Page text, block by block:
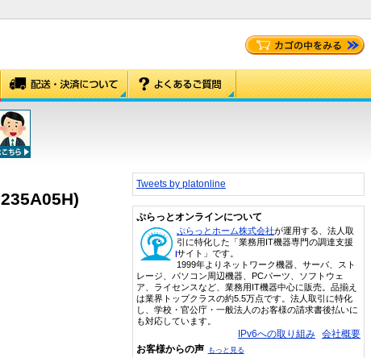
Tweets by platonline
ぷらっとオンラインについて
ぷらっとホーム株式会社が運用する、法人取
引に特化した「業務用IT機器専門の調達支援
サイト」です。
1999年よりネットワーク機器、サーバ、スト
レージ、パソコン周辺機器、PCパーツ、ソフトウェ
ア、ライセンスなど、業務用IT機器中心に販売。品揃え
は業界トップクラスの約5.5万点です。法人取引に特化
し、学校・官公庁・一般法人のお客様の請求書後払いに
も対応しています。
IPv6への取り組み 会社概要
お客様からの声 もっと見る